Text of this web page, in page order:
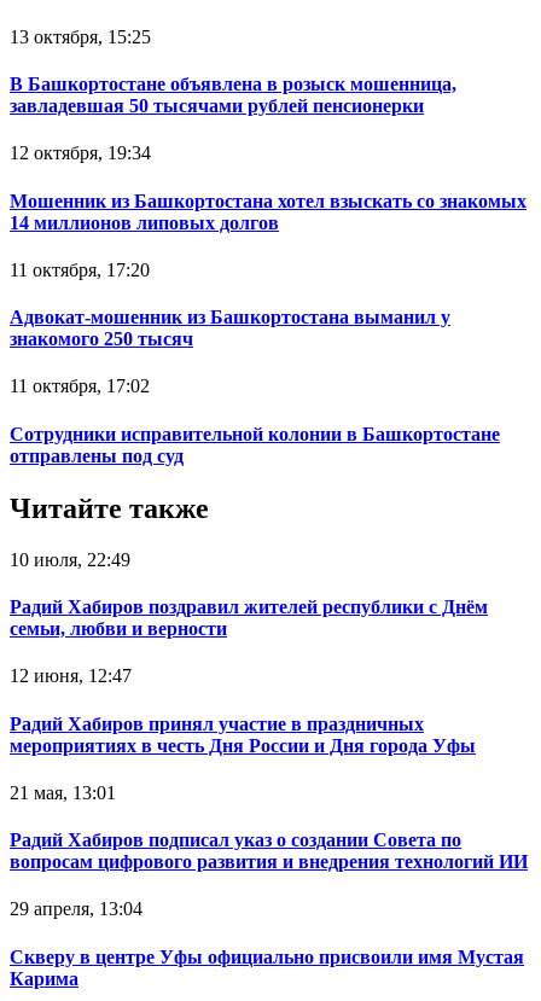
13 октября, 15:25
В Башкортостане объявлена в розыск мошенница,
завладевшая 50 тысячами рублей пенсионерки
12 октября, 19:34
Мошенник из Башкортостана хотел взыскать со знакомых
14 миллионов липовых долгов
11 октября, 17:20
Адвокат-мошенник из Башкортостана выманил у
знакомого 250 тысяч
11 октября, 17:02
Сотрудники исправительной колонии в Башкортостане
отправлены под суд
Читайте также
10 июля, 22:49
Радий Хабиров поздравил жителей республики с Днём
семьи, любви и верности
12 июня, 12:47
Радий Хабиров принял участие в праздничных
мероприятиях в честь Дня России и Дня города Уфы
21 мая, 13:01
Радий Хабиров подписал указ о создании Совета по
вопросам цифрового развития и внедрения технологий ИИ
29 апреля, 13:04
Скверу в центре Уфы официально присвоили имя Мустая
Карима